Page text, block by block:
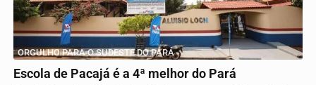
ORGULHO PARA O SUDESTE DO PARÁ
Escola de Pacajá é a 4ª melhor do Pará